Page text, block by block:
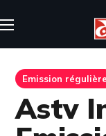
Emission régulière
Astv